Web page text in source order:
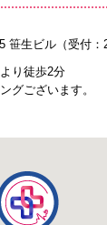
笹生ビル（受付：
り徒歩2分
グございます。